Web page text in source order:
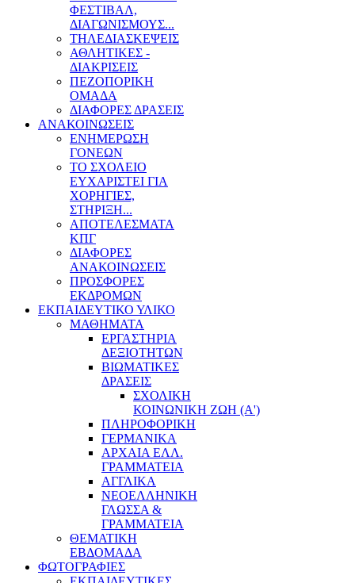
ΦΕΣΤΙΒΑΛ,
ΔΙΑΓΩΝΙΣΜΟΥΣ...
ΤΗΛΕΔΙΑΣΚΕΨΕΙΣ
ΑΘΛΗΤΙΚΕΣ -
ΔΙΑΚΡΙΣΕΙΣ
ΠΕΖΟΠΟΡΙΚΗ
ΟΜΑΔΑ
ΔΙΑΦΟΡΕΣ ΔΡΑΣΕΙΣ
ΑΝΑΚΟΙΝΩΣΕΙΣ
ΕΝΗΜΕΡΩΣΗ
ΓΟΝΕΩΝ
ΤΟ ΣΧΟΛΕΙΟ
ΕΥΧΑΡΙΣΤΕΙ ΓΙΑ
ΧΟΡΗΓΙΕΣ,
ΣΤΗΡΙΞΗ...
ΑΠΟΤΕΛΕΣΜΑΤΑ
ΚΠΓ
ΔΙΑΦΟΡΕΣ
ΑΝΑΚΟΙΝΩΣΕΙΣ
ΠΡΟΣΦΟΡΕΣ
ΕΚΔΡΟΜΩΝ
ΕΚΠΑΙΔΕΥΤΙΚΟ ΥΛΙΚΟ
ΜΑΘΗΜΑΤΑ
ΕΡΓΑΣΤΗΡΙΑ
ΔΕΞΙΟΤΗΤΩΝ
ΒΙΩΜΑΤΙΚΕΣ
ΔΡΑΣΕΙΣ
ΣΧΟΛΙΚΗ
ΚΟΙΝΩΝΙΚΗ ΖΩΗ (Α')
ΠΛΗΡΟΦΟΡΙΚΗ
ΓΕΡΜΑΝΙΚΑ
ΑΡΧΑΙΑ ΕΛΛ.
ΓΡΑΜΜΑΤΕΙΑ
ΑΓΓΛΙΚΑ
ΝΕΟΕΛΛΗΝΙΚΗ
ΓΛΩΣΣΑ &
ΓΡΑΜΜΑΤΕΙΑ
ΘΕΜΑΤΙΚΗ
ΕΒΔΟΜΑΔΑ
ΦΩΤΟΓΡΑΦΙΕΣ